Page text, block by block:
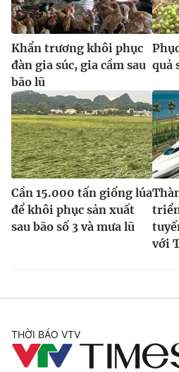
Ðiện thoại Thời báo VTV:024.66
Email:toasoan@vtv.vn
Liên hệ quảng cáo:024-7300.7108
® Cấm sao chép dưới mọi hình
Khẩn trương khôi phục
đàn gia súc, gia cầm sau
bão lũ
quả
Cần 15.000 tấn giống lúa
để khôi phục sản xuất
sau bão số 3 và mưa lũ
với
THỜI BÁO VTV